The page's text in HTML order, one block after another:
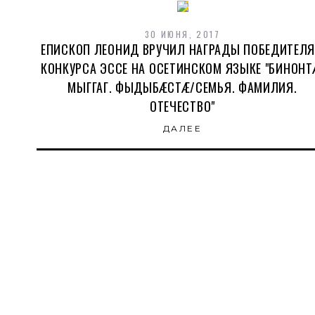
30 ИЮНЯ, 2017
ЕПИСКОП ЛЕОНИД ВРУЧИЛ НАГРАДЫ
КОНКУРСА ЭССЕ НА ОСЕТИНСКОМ ЯЗЫКЕ
МЫГГАГ. ФЫДЫБÆСТÆ/СЕМЬЯ. ФАМИЛИЯ.
ОТЕЧЕСТВО"
ДАЛЕЕ